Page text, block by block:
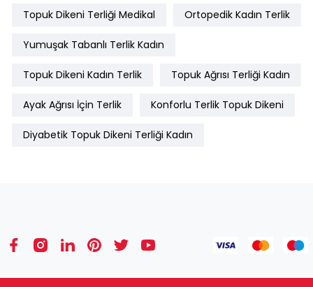
Topuk Dikeni Terliği Medikal Ortopedik Kadın Terlik
Yumuşak Tabanlı Terlik Kadın
Topuk Dikeni Kadın Terlik Topuk Ağrısı Terliği Kadın
Ayak Ağrısı İçin Terlik Konforlu Terlik Topuk Dikeni
Diyabetik Topuk Dikeni Terliği Kadın